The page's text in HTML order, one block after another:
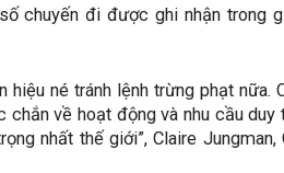
chuyến đi được ghi nhận trong
né tránh lệnh trừng phạt nữa.
về hoạt động và nhu cầu duy
nhất thế giới”, Claire